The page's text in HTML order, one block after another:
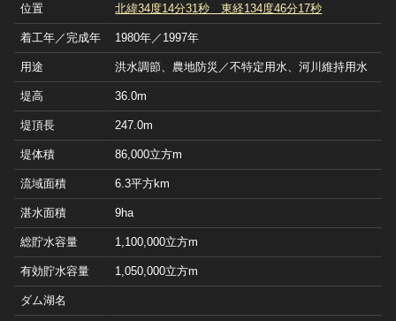
位置 北緯34度14分31秒 東経134度46分17秒
着工年／完成年 1980年／1997年
用途 洪水調節、農地防災／不特定用水、河川維持用水
堤高 36.0m
堤頂長 247.0m
堤体積 86,000立方m
流域面積 6.3平方km
湛水面積 9ha
総貯水容量 1,100,000立方m
有効貯水容量 1,050,000立方m
ダム湖名